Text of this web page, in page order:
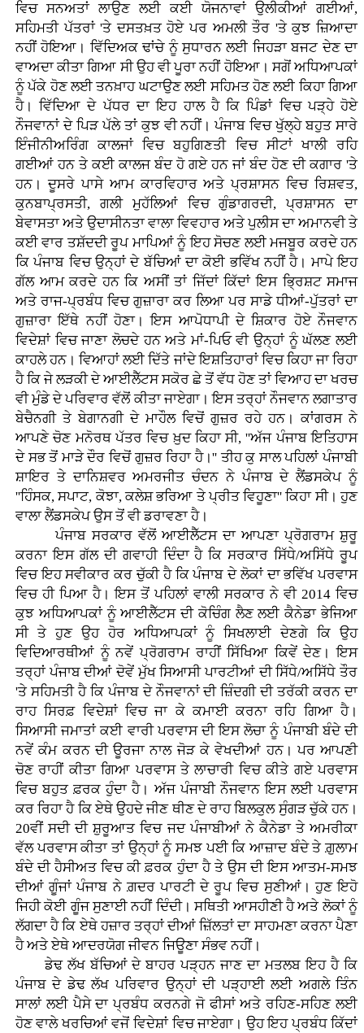
ਵਿਚ ਸਨਅਤਾਂ ਲਾਉਣ ਲਈ ਕਈ ਯੋਜਨਾਵਾਂ ਉਲੀਕੀਆਂ ਗਈਆਂ,
ਸਹਿਮਤੀ ਪੱਤਰਾਂ 'ਤੇ ਦਸਤਖ਼ਤ ਹੋਏ ਪਰ ਅਮਲੀ ਤੌਰ 'ਤੇ ਕੁਝ ਜ਼ਿਆਦਾ
ਨਹੀਂ ਹੋਇਆ। ਵਿੱਦਿਅਕ ਢਾਂਚੇ ਨੂੰ ਸੁਧਾਰਨ ਲਈ ਜਿਹੜਾ ਬਜਟ ਦੇਣ ਦਾ
ਵਾਅਦਾ ਕੀਤਾ ਗਿਆ ਸੀ ਉਹ ਵੀ ਪੂਰਾ ਨਹੀਂ ਹੋਇਆ। ਸਗੋਂ ਅਧਿਆਪਕਾਂ
ਨੂੰ ਪੱਕੇ ਹੋਣ ਲਈ ਤਨਖ਼ਾਹ ਘਟਾਉਣ ਲਈ ਸਹਿਮਤ ਹੋਣ ਲਈ ਕਿਹਾ ਗਿਆ
ਹੈ। ਵਿੱਦਿਆ ਦੇ ਪੱਧਰ ਦਾ ਇਹ ਹਾਲ ਹੈ ਕਿ ਪਿੰਡਾਂ ਵਿਚ ਪੜ੍ਹੇ ਹੋਏ
ਨੌਜਵਾਨਾਂ ਦੇ ਪਿੜ ਪੱਲੇ ਤਾਂ ਕੁਝ ਵੀ ਨਹੀਂ। ਪੰਜਾਬ ਵਿਚ ਖੁੱਲ੍ਹੇ ਬਹੁਤ ਸਾਰੇ
ਇੰਜੀਨੀਅਰਿੰਗ ਕਾਲਜਾਂ ਵਿਚ ਬਹੁਗਿਣਤੀ ਵਿਚ ਸੀਟਾਂ ਖਾਲੀ ਰਹਿ
ਗਈਆਂ ਹਨ ਤੇ ਕਈ ਕਾਲਜ ਬੰਦ ਹੋ ਗਏ ਹਨ ਜਾਂ ਬੰਦ ਹੋਣ ਦੀ ਕਗਾਰ 'ਤੇ
ਹਨ। ਦੂਸਰੇ ਪਾਸੇ ਆਮ ਕਾਰਵਿਹਾਰ ਅਤੇ ਪ੍ਰਸ਼ਾਸਨ ਵਿਚ ਰਿਸ਼ਵਤ,
ਕੁਨਬਾਪ੍ਰਸਤੀ, ਗਲੀ ਮੁਹੱਲਿਆਂ ਵਿਚ ਗੁੰਡਾਗਰਦੀ, ਪ੍ਰਸ਼ਾਸਨ ਦਾ
ਬੇਵਾਸਤਾ ਅਤੇ ਉਦਾਸੀਨਤਾ ਵਾਲਾ ਵਿਵਹਾਰ ਅਤੇ ਪੁਲੀਸ ਦਾ ਅਮਾਨਵੀ ਤੇ
ਕਈ ਵਾਰ ਤਸ਼ੱਦਦੀ ਰੂਪ ਮਾਪਿਆਂ ਨੂੰ ਇਹ ਸੋਚਣ ਲਈ ਮਜਬੂਰ ਕਰਦੇ ਹਨ
ਕਿ ਪੰਜਾਬ ਵਿਚ ਉਨ੍ਹਾਂ ਦੇ ਬੱਚਿਆਂ ਦਾ ਕੋਈ ਭਵਿੱਖ ਨਹੀਂ ਹੈ। ਮਾਪੇ ਇਹ
ਗੱਲ ਆਮ ਕਰਦੇ ਹਨ ਕਿ ਅਸੀਂ ਤਾਂ ਜਿੱਦਾਂ ਕਿੱਦਾਂ ਇਸ ਭ੍ਰਿਸ਼ਟ ਸਮਾਜ
ਅਤੇ ਰਾਜ-ਪ੍ਰਬੰਧ ਵਿਚ ਗੁਜ਼ਾਰਾ ਕਰ ਲਿਆ ਪਰ ਸਾਡੇ ਧੀਆਂ-ਪੁੱਤਰਾਂ ਦਾ
ਗੁਜ਼ਾਰਾ ਇੱਥੇ ਨਹੀਂ ਹੋਣਾ। ਇਸ ਆਪੋਧਾਪੀ ਦੇ ਸ਼ਿਕਾਰ ਹੋਏ ਨੌਜਵਾਨ
ਵਿਦੇਸ਼ਾਂ ਵਿਚ ਜਾਣਾ ਲੋਚਦੇ ਹਨ ਅਤੇ ਮਾਂ-ਪਿਓ ਵੀ ਉਨ੍ਹਾਂ ਨੂੰ ਘੱਲਣ ਲਈ
ਕਾਹਲੇ ਹਨ। ਵਿਆਹਾਂ ਲਈ ਦਿੱਤੇ ਜਾਂਦੇ ਇਸ਼ਤਿਹਾਰਾਂ ਵਿਚ ਕਿਹਾ ਜਾ ਰਿਹਾ
ਹੈ ਕਿ ਜੇ ਲੜਕੀ ਦੇ ਆਈਲੈੱਟਸ ਸਕੋਰ ਛੇ ਤੋਂ ਵੱਧ ਹੋਣ ਤਾਂ ਵਿਆਹ ਦਾ ਖਰਚ
ਵੀ ਮੁੰਡੇ ਦੇ ਪਰਿਵਾਰ ਵੱਲੋਂ ਕੀਤਾ ਜਾਏਗਾ। ਇਸ ਤਰ੍ਹਾਂ ਨੌਜਵਾਨ ਲਗਾਤਾਰ
ਬੇਚੈਨਗੀ ਤੇ ਬੇਗਾਨਗੀ ਦੇ ਮਾਹੌਲ ਵਿਚੋਂ ਗੁਜ਼ਰ ਰਹੇ ਹਨ। ਕਾਂਗਰਸ ਨੇ
ਆਪਣੇ ਚੋਣ ਮਨੋਰਥ ਪੱਤਰ ਵਿਚ ਖ਼ੁਦ ਕਿਹਾ ਸੀ, ''ਅੱਜ ਪੰਜਾਬ ਇਤਿਹਾਸ
ਦੇ ਸਭ ਤੋਂ ਮਾੜੇ ਦੌਰ ਵਿਚੋਂ ਗੁਜ਼ਰ ਰਿਹਾ ਹੈ।'' ਤੀਹ ਕੁ ਸਾਲ ਪਹਿਲਾਂ ਪੰਜਾਬੀ
ਸ਼ਾਇਰ ਤੇ ਦਾਨਿਸ਼ਵਰ ਅਮਰਜੀਤ ਚੰਦਨ ਨੇ ਪੰਜਾਬ ਦੇ ਲੈਂਡਸਕੇਪ ਨੂੰ
''ਹਿੰਸਕ, ਸਪਾਟ, ਕੋਝਾ, ਕਲੇਸ਼ ਭਰਿਆ ਤੇ ਪ੍ਰੀਤ ਵਿਹੂਣਾ'' ਕਿਹਾ ਸੀ। ਹੁਣ
ਵਾਲਾ ਲੈਂਡਸਕੇਪ ਉਸ ਤੋਂ ਵੀ ਡਰਾਵਣਾ ਹੈ।
ਪੰਜਾਬ ਸਰਕਾਰ ਵੱਲੋਂ ਆਈਲੈੱਟਸ ਦਾ ਆਪਣਾ ਪ੍ਰੋਗਰਾਮ ਸ਼ੁਰੂ
ਕਰਨਾ ਇਸ ਗੱਲ ਦੀ ਗਵਾਹੀ ਦਿੰਦਾ ਹੈ ਕਿ ਸਰਕਾਰ ਸਿੱਧੇ/ਅਸਿੱਧੇ ਰੂਪ
ਵਿਚ ਇਹ ਸਵੀਕਾਰ ਕਰ ਚੁੱਕੀ ਹੈ ਕਿ ਪੰਜਾਬ ਦੇ ਲੋਕਾਂ ਦਾ ਭਵਿੱਖ ਪਰਵਾਸ
ਵਿਚ ਹੀ ਪਿਆ ਹੈ। ਇਸ ਤੋਂ ਪਹਿਲਾਂ ਵਾਲੀ ਸਰਕਾਰ ਨੇ ਵੀ 2014 ਵਿਚ
ਕੁਝ ਅਧਿਆਪਕਾਂ ਨੂੰ ਆਈਲੈੱਟਸ ਦੀ ਕੋਚਿੰਗ ਲੈਣ ਲਈ ਕੈਨੇਡਾ ਭੇਜਿਆ
ਸੀ ਤੇ ਹੁਣ ਉਹ ਹੋਰ ਅਧਿਆਪਕਾਂ ਨੂੰ ਸਿਖਲਾਈ ਦੇਣਗੇ ਕਿ ਉਹ
ਵਿਦਿਆਰਥੀਆਂ ਨੂੰ ਨਵੇਂ ਪ੍ਰੋਗਰਾਮ ਰਾਹੀਂ ਸਿੱਖਿਆ ਕਿਵੇਂ ਦੇਣ। ਇਸ
ਤਰ੍ਹਾਂ ਪੰਜਾਬ ਦੀਆਂ ਦੋਵੇਂ ਮੁੱਖ ਸਿਆਸੀ ਪਾਰਟੀਆਂ ਦੀ ਸਿੱਧੇ/ਅਸਿੱਧੇ ਤੌਰ
'ਤੇ ਸਹਿਮਤੀ ਹੈ ਕਿ ਪੰਜਾਬ ਦੇ ਨੌਜਵਾਨਾਂ ਦੀ ਜ਼ਿੰਦਗੀ ਦੀ ਤਰੱਕੀ ਕਰਨ ਦਾ
ਰਾਹ ਸਿਰਫ਼ ਵਿਦੇਸ਼ਾਂ ਵਿਚ ਜਾ ਕੇ ਕਮਾਈ ਕਰਨਾ ਰਹਿ ਗਿਆ ਹੈ।
ਸਿਆਸੀ ਜਮਾਤਾਂ ਕਈ ਵਾਰੀ ਪਰਵਾਸ ਦੀ ਇਸ ਲੋਚਾ ਨੂੰ ਪੰਜਾਬੀ ਬੰਦੇ ਦੀ
ਨਵੇਂ ਕੰਮ ਕਰਨ ਦੀ ਊਰਜਾ ਨਾਲ ਜੋੜ ਕੇ ਵੇਖਦੀਆਂ ਹਨ। ਪਰ ਆਪਣੀ
ਚੋਣ ਰਾਹੀਂ ਕੀਤਾ ਗਿਆ ਪਰਵਾਸ ਤੇ ਲਾਚਾਰੀ ਵਿਚ ਕੀਤੇ ਗਏ ਪਰਵਾਸ
ਵਿਚ ਬਹੁਤ ਫ਼ਰਕ ਹੁੰਦਾ ਹੈ। ਅੱਜ ਪੰਜਾਬੀ ਨੌਜਵਾਨ ਇਸ ਲਈ ਪਰਵਾਸ
ਕਰ ਰਿਹਾ ਹੈ ਕਿ ਏਥੇ ਉਹਦੇ ਜੀਣ ਥੀਣ ਦੇ ਰਾਹ ਬਿਲਕੁਲ ਸੁੰਗੜ ਚੁੱਕੇ ਹਨ।
20ਵੀਂ ਸਦੀ ਦੀ ਸ਼ੁਰੂਆਤ ਵਿਚ ਜਦ ਪੰਜਾਬੀਆਂ ਨੇ ਕੈਨੇਡਾ ਤੇ ਅਮਰੀਕਾ
ਵੱਲ ਪਰਵਾਸ ਕੀਤਾ ਤਾਂ ਉਨ੍ਹਾਂ ਨੂੰ ਸਮਝ ਪਈ ਕਿ ਆਜ਼ਾਦ ਬੰਦੇ ਤੇ ਗ਼ੁਲਾਮ
ਬੰਦੇ ਦੀ ਹੈਸੀਅਤ ਵਿਚ ਕੀ ਫ਼ਰਕ ਹੁੰਦਾ ਹੈ ਤੇ ਉਸ ਦੀ ਇਸ ਆਤਮ-ਸਮਝ
ਦੀਆਂ ਗੂੰਜਾਂ ਪੰਜਾਬ ਨੇ ਗ਼ਦਰ ਪਾਰਟੀ ਦੇ ਰੂਪ ਵਿਚ ਸੁਣੀਆਂ। ਹੁਣ ਇਹੋ
ਜਿਹੀ ਕੋਈ ਗੂੰਜ ਸੁਣਾਈ ਨਹੀਂ ਦਿੰਦੀ। ਸਥਿਤੀ ਆਸਹੀਣੀ ਹੈ ਅਤੇ ਲੋਕਾਂ ਨੂੰ
ਲੱਗਦਾ ਹੈ ਕਿ ਏਥੇ ਹਜ਼ਾਰ ਤਰ੍ਹਾਂ ਦੀਆਂ ਜ਼ਿੱਲਤਾਂ ਦਾ ਸਾਹਮਣਾ ਕਰਨਾ ਪੈਣਾ
ਹੈ ਅਤੇ ਏਥੇ ਆਦਰਯੋਗ ਜੀਵਨ ਜਿਊਣਾ ਸੰਭਵ ਨਹੀਂ।
ਡੇਢ ਲੱਖ ਬੱਚਿਆਂ ਦੇ ਬਾਹਰ ਪੜ੍ਹਨ ਜਾਣ ਦਾ ਮਤਲਬ ਇਹ ਹੈ ਕਿ
ਪੰਜਾਬ ਦੇ ਡੇਢ ਲੱਖ ਪਰਿਵਾਰ ਉਨ੍ਹਾਂ ਦੀ ਪੜ੍ਹਾਈ ਲਈ ਅਗਲੇ ਤਿੰਨ
ਸਾਲਾਂ ਲਈ ਪੈਸੇ ਦਾ ਪ੍ਰਬੰਧ ਕਰਨਗੇ ਜੋ ਫੀਸਾਂ ਅਤੇ ਰਹਿਣ-ਸਹਿਣ ਲਈ
ਹੋਣ ਵਾਲੇ ਖਰਚਿਆਂ ਵਜੋਂ ਵਿਦੇਸ਼ਾਂ ਵਿਚ ਜਾਏਗਾ। ਉਹ ਇਹ ਪ੍ਰਬੰਧ ਕਿੱਦਾਂ